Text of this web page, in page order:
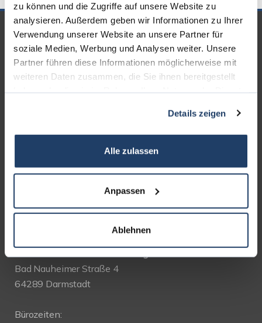
zu können und die Zugriffe auf unsere Website zu
analysieren. Außerdem geben wir Informationen zu Ihrer
Verwendung unserer Website an unsere Partner für
soziale Medien, Werbung und Analysen weiter. Unsere
Partner führen diese Informationen möglicherweise mit
weiteren Daten zusammen, die Sie ihnen bereitgestellt
Details zeigen
Alle zulassen
Anpassen
Ablehnen
UNSERE PARTNER &
AUSZEICHNUNGEN
Bad Nauheimer Straße 4
64289 Darmstadt
Bürozeiten: